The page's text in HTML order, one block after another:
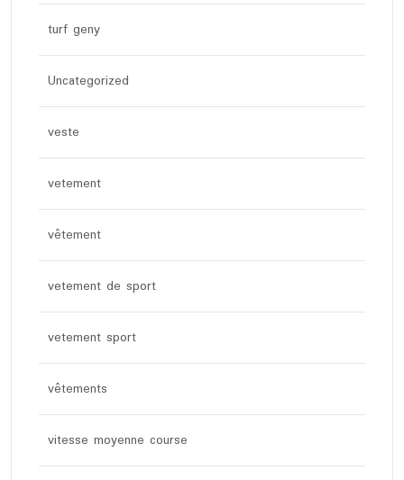
turf geny
Uncategorized
veste
vetement
vêtement
vetement de sport
vetement sport
vêtements
vitesse moyenne course